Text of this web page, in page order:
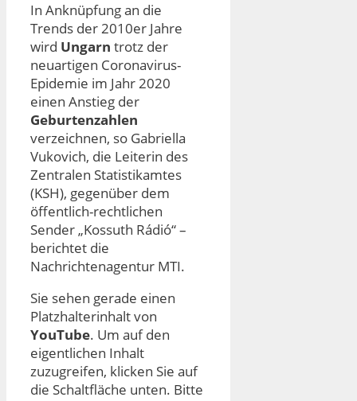
In Anknüpfung an die
Trends der 2010er Jahre
wird Ungarn trotz der
neuartigen Coronavirus-
Epidemie im Jahr 2020
einen Anstieg der
Geburtenzahlen
verzeichnen, so Gabriella
Vukovich, die Leiterin des
Zentralen Statistikamtes
(KSH), gegenüber dem
öffentlich-rechtlichen
Sender „Kossuth Rádió“ –
berichtet die
Nachrichtenagentur MTI.
Sie sehen gerade einen
Platzhalterinhalt von
YouTube. Um auf den
eigentlichen Inhalt
zuzugreifen, klicken Sie auf
die Schaltfläche unten. Bitte